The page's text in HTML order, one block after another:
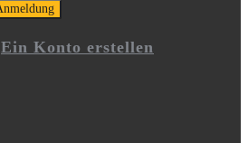
Ein Konto erstellen